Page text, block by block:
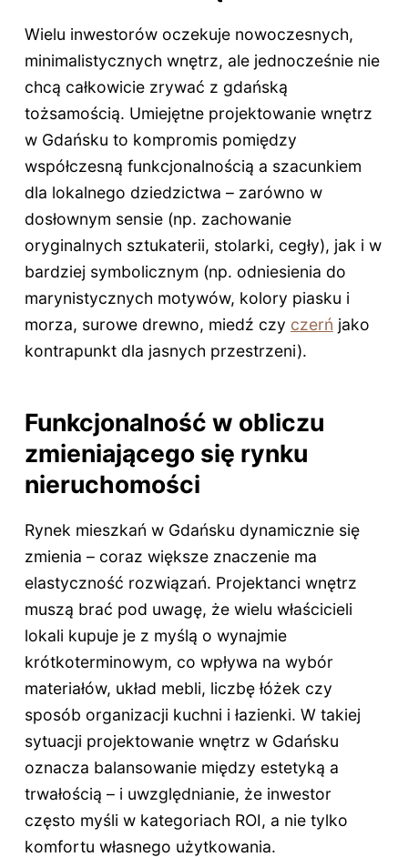
Wielu inwestorów oczekuje nowoczesnych,
minimalistycznych wnętrz, ale jednocześnie nie
chcą całkowicie zrywać z gdańską
tożsamością. Umiejętne projektowanie wnętrz
w Gdańsku to kompromis pomiędzy
współczesną funkcjonalnością a szacunkiem
dla lokalnego dziedzictwa – zarówno w
dosłownym sensie (np. zachowanie
oryginalnych sztukaterii, stolarki, cegły), jak i w
bardziej symbolicznym (np. odniesienia do
marynistycznych motywów, kolory piasku i
morza, surowe drewno, miedź czy czerń jako
kontrapunkt dla jasnych przestrzeni).
Funkcjonalność w obliczu
zmieniającego się rynku
nieruchomości
Rynek mieszkań w Gdańsku dynamicznie się
zmienia – coraz większe znaczenie ma
elastyczność rozwiązań. Projektanci wnętrz
muszą brać pod uwagę, że wielu właścicieli
lokali kupuje je z myślą o wynajmie
krótkoterminowym, co wpływa na wybór
materiałów, układ mebli, liczbę łóżek czy
sposób organizacji kuchni i łazienki. W takiej
sytuacji projektowanie wnętrz w Gdańsku
oznacza balansowanie między estetyką a
trwałością – i uwzględnianie, że inwestor
często myśli w kategoriach ROI, a nie tylko
komfortu własnego użytkowania.